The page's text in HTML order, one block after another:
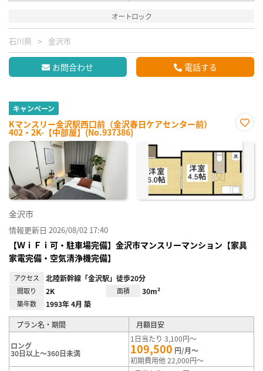
オートロック
石川県 金沢市
お問合わせ 電話する
キャンペーン
Kマンスリー金沢駅西口前（金沢春日ケアセンター前）
402・2K-【中部屋】(No.937386)
に入
り登
録
金沢市
情報更新日 2026/08/02 17:40
【ＷｉＦｉ可・駐車場完備】金沢市マンスリーマンション【家具
家電完備・空気清浄機完備】
アクセス 北陸新幹線「金沢駅」徒歩20分
間取り 2K 面積 30m²
築年数 1993年 4月 築
プラン名・期間 月額目安
ロング
30日以上～360日未満
1日当たり 3,100円～
109,500 円/月～
初期費用他 22,000円～